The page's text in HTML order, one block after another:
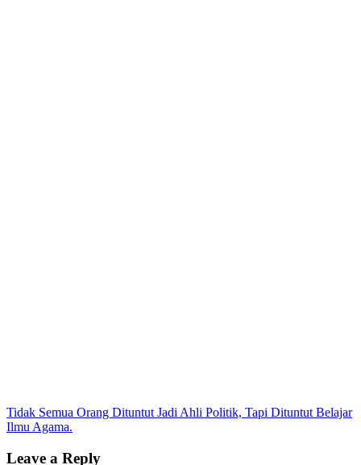
Post
navigation
Tidak Semua Orang Dituntut Jadi Ahli Politik, Tapi Dituntut Belajar
Ilmu Agama.
Leave a Reply